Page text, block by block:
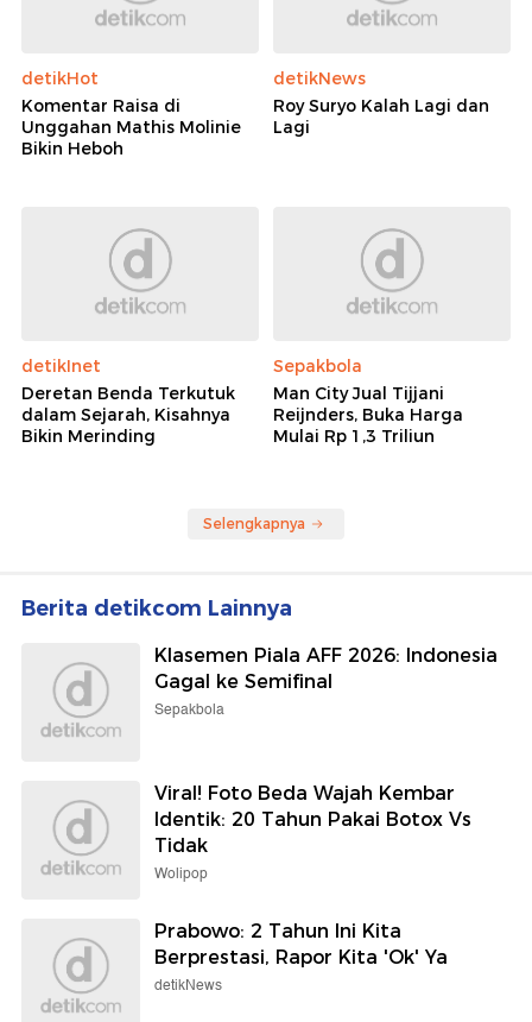
detikHot
Komentar Raisa di
Unggahan Mathis Molinie
Bikin Heboh
detikNews
Roy Suryo Kalah Lagi dan
Lagi
detikInet
Deretan Benda Terkutuk
dalam Sejarah, Kisahnya
Bikin Merinding
Sepakbola
Man City Jual Tijjani
Reijnders, Buka Harga
Mulai Rp 1,3 Triliun
Selengkapnya
Berita detikcom Lainnya
Klasemen Piala AFF 2026: Indonesia
Gagal ke Semifinal
Sepakbola
Viral! Foto Beda Wajah Kembar
Identik: 20 Tahun Pakai Botox Vs
Tidak
Wolipop
Prabowo: 2 Tahun Ini Kita
Berprestasi, Rapor Kita 'Ok' Ya
detikNews